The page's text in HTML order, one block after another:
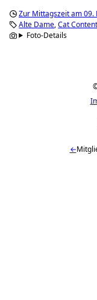
Zur Mittagszeit am 09.
Alte Dame Cat Content
Foto-Details
←